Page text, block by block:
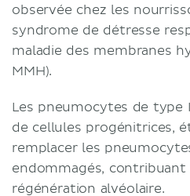
observée chez les
syndrome de détresse
maladie des membranes
MMH).
Les pneumocytes de type
de cellules progénitrices,
remplacer les
endommagés, contribuant
régénération alvéolaire.